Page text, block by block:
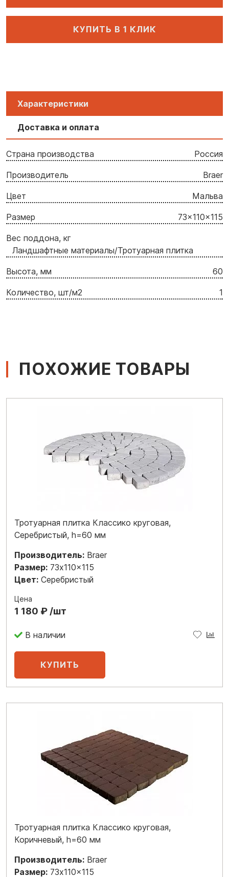
КУПИТЬ В 1 КЛИК
Характеристики
Доставка и оплата
Страна производства Россия
Производитель Braer
Цвет Мальва
Размер 73x110x115
Вес поддона, кг
Ландшафтные материалы/Тротуарная плитка
Высота, мм 60
Количество, шт/м2 1
ПОХОЖИЕ ТОВАРЫ
Тротуарная плитка Классико круговая,
Серебристый, h=60 мм
Производитель: Braer
Размер: 73x110x115
Цвет: Серебристый
Цена
1 180 ₽ /шт
В наличии
Тротуарная плитка Классико круговая,
Коричневый, h=60 мм
Производитель: Braer
Размер: 73x110x115